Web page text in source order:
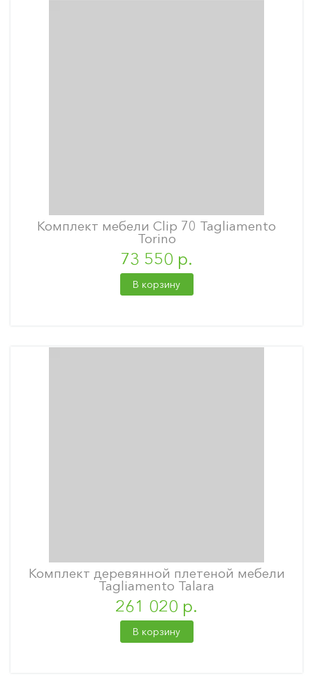
Комплект мебели Clip 70 Tagliamento
Torino
73 550 р.
В корзину
Комплект деревянной плетеной мебели
Tagliamento Talara
261 020 р.
В корзину